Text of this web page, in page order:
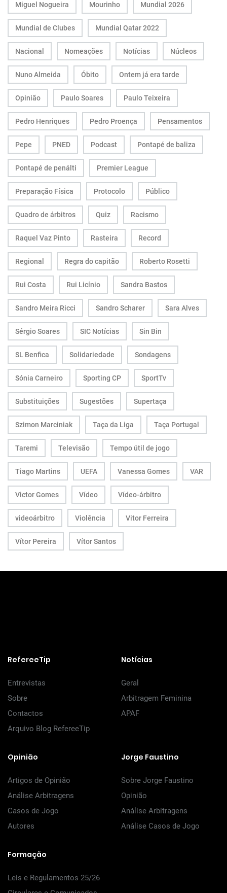
Miguel Nogueira Mourinho Mundial 2026
Mundial de Clubes Mundial Qatar 2022
Nacional Nomeações Notícias Núcleos
Nuno Almeida Óbito Ontem já era tarde
Opinião Paulo Soares Paulo Teixeira
Pedro Henriques Pedro Proença Pensamentos
Pepe PNED Podcast Pontapé de baliza
Pontapé de penálti Premier League
Preparação Física Protocolo Público
Quadro de árbitros Quiz Racismo
Raquel Vaz Pinto Rasteira Record
Regional Regra do capitão Roberto Rosetti
Rui Costa Rui Licínio Sandra Bastos
Sandro Meira Ricci Sandro Scharer Sara Alves
Sérgio Soares SIC Notícias Sin Bin
SL Benfica Solidariedade Sondagens
Sónia Carneiro Sporting CP SportTv
Substituições Sugestões Supertaça
Szimon Marciniak Taça da Liga Taça Portugal
Taremi Televisão Tempo útil de jogo
Tiago Martins UEFA Vanessa Gomes VAR
Victor Gomes Vídeo Vídeo-árbitro
videoárbitro Violência Vitor Ferreira
Vítor Pereira Vítor Santos
RefereeTip
Entrevistas
Sobre
Contactos
Arquivo Blog RefereeTip
Notícias
Geral
Arbitragem Feminina
APAF
Opinião
Artigos de Opinião
Análise Arbitragens
Casos de Jogo
Autores
Jorge Faustino
Sobre Jorge Faustino
Opinião
Análise Arbitragens
Análise Casos de Jogo
Formação
Leis e Regulamentos 25/26